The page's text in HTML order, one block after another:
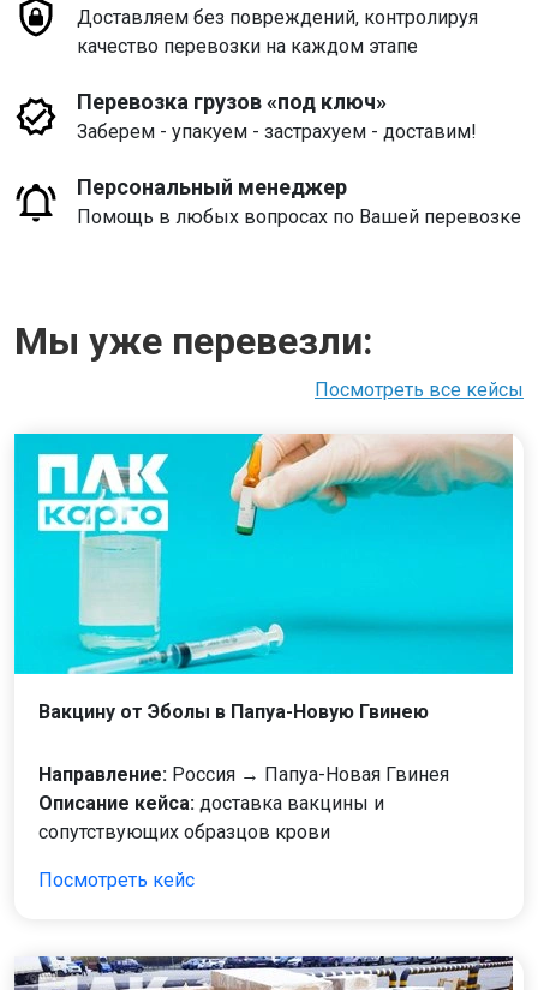
Доставляем без повреждений, контролируя
качество перевозки на каждом этапе
Перевозка грузов «под ключ»
Заберем - упакуем - застрахуем - доставим!
Персональный менеджер
Помощь в любых вопросах по Вашей перевозке
Мы уже перевезли:
Посмотреть все кейсы
Вакцину от Эболы в Папуа-Новую Гвинею
Направление: Россия → Папуа-Новая Гвинея
Описание кейса: доставка вакцины и
сопутствующих образцов крови
Посмотреть кейс